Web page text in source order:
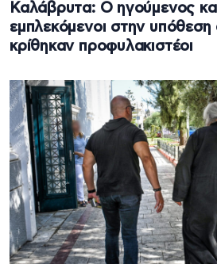
Καλάβρυτα: Ο ηγούμενος
εμπλεκόμενοι στην υπόθεση
κρίθηκαν προφυλακιστέοι